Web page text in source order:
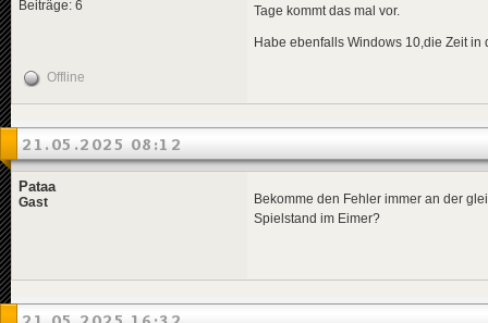
Beiträge: 6 Tage kommt das mal vor.
Habe ebenfalls Windows 10,die Zeit
Offline
21.05.2025 08:12
Pataa
Gast
Bekomme den Fehler immer an der
Spielstand im Eimer?